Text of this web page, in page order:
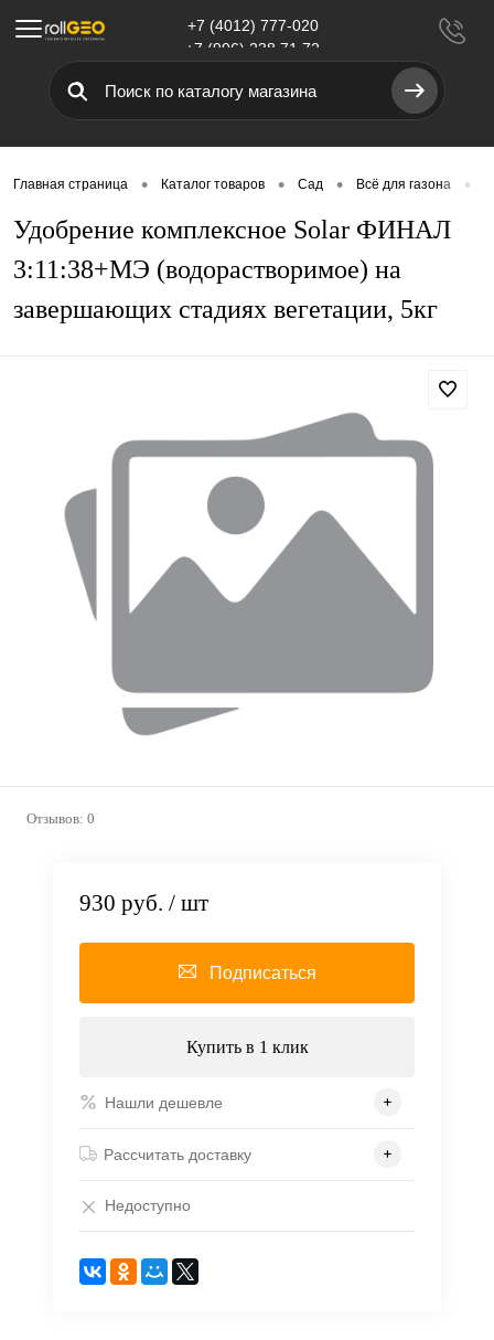
Меню
+7 (4012) 777-020
+7 (906) 238 71 72
Главная страница • Каталог товаров • Сад • Всё для газона •
Удобрение комплексное Solar ФИНАЛ
3:11:38+МЭ (водорастворимое) на
завершающих стадиях вегетации, 5кг
Отзывов: 0
930 руб. / шт
Подписаться
Купить в 1 клик
Нашли дешевле
Рассчитать доставку
Недоступно